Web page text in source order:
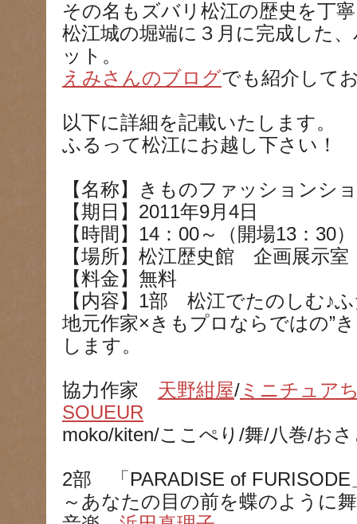
その名もズバリ松江の歴史を丁
松江城の堀端に３月に完成した
ット。
えみさんのブログでも紹介して
以下に詳細を記載いたします。
ふるって松江にお越し下さい！
【名称】きものファッションシ
【期日】2011年9月4日
【時間】14：00～（開場13：30
【場所】松江歴史館 企画展示室
【料金】無料
【内容】1部 松江でたのしむ♪
地元作家×きもプロならではの”
します。
協力作家 天野紺屋/ ミニチュア
SOUEUR
moko/kiten/ここぺり/舞/八巻/お
2部 「PARADISE of FURISODE
～あなたの目の前を蝶のように